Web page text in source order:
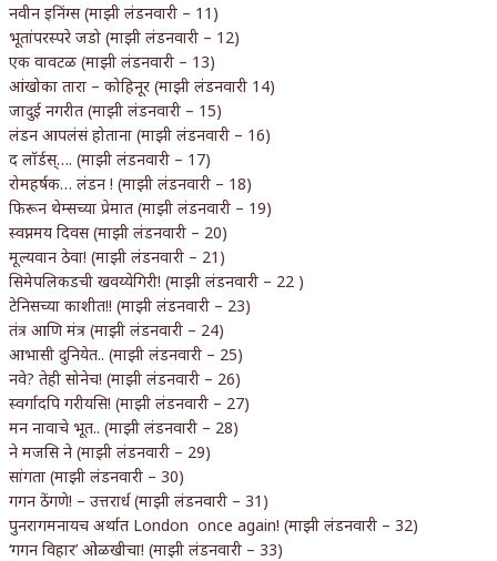
नवीन इनिंग्स (माझी लंडनवारी – 11)
भूतांपरस्परे जडो (माझी लंडनवारी – 12)
एक वावटळ (माझी लंडनवारी – 13)
आंखोका तारा – कोहिनूर (माझी लंडनवारी 14)
जादुई नगरीत (माझी लंडनवारी – 15)
लंडन आपलंसं होताना (माझी लंडनवारी – 16)
द लॉर्डस्…. (माझी लंडनवारी – 17)
रोमहर्षक… लंडन ! (माझी लंडनवारी – 18)
फिरून थेम्सच्या प्रेमात (माझी लंडनवारी – 19)
स्वप्नमय दिवस (माझी लंडनवारी – 20)
मूल्यवान ठेवा! (माझी लंडनवारी – 21)
सिमेपलिकडची खवय्येगिरी! (माझी लंडनवारी – 22 )
टेनिसच्या काशीत!! (माझी लंडनवारी – 23)
तंत्र आणि मंत्र (माझी लंडनवारी – 24)
आभासी दुनियेत.. (माझी लंडनवारी – 25)
नवे? तेही सोनेच! (माझी लंडनवारी – 26)
स्वर्गादपि गरीयसि! (माझी लंडनवारी – 27)
मन नावाचे भूत.. (माझी लंडनवारी – 28)
ने मजसि ने (माझी लंडनवारी – 29)
सांगता (माझी लंडनवारी – 30)
गगन ठेंगणे! – उत्तरार्ध (माझी लंडनवारी – 31)
पुनरागमनायच अर्थात London once again! (माझी लंडनवारी – 32)
‘गगन विहार’ ओळखीचा! (माझी लंडनवारी – 33)